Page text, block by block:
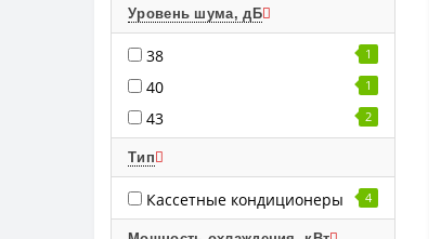
Уровень шума, дБ
38 1
40 1
43 2
Тип
Кассетные кондиционеры 4